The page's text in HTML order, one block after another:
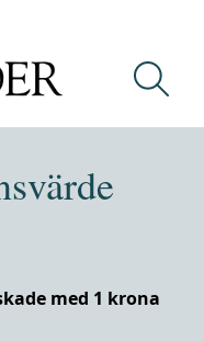
med 1 krona